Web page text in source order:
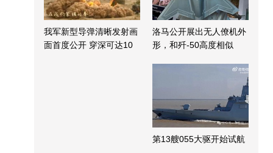
我军新型导弹清晰发射画
面首度公开 穿深可达10
洛马公开展出无人僚机外
形，和歼-50高度相似
第13艘055大驱开始试航